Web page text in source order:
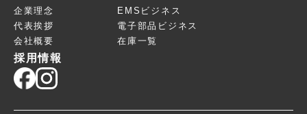
企業理念
代表挨拶
会社概要
EMSビジネス
電子部品ビジネス
在庫一覧
採用情報